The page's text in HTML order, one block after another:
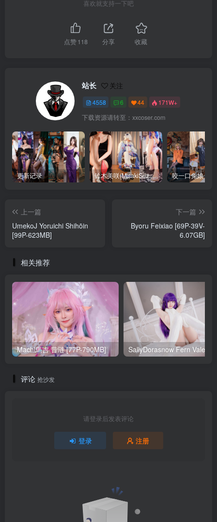
喜欢就支持一下吧
点赞118 分享 收藏
站长 关注
4558 6 44 171W+
下载资源请转至：xxcoser.com
更新记录 铃木美咲(MisakiSuzuki) 合集下载 咬一口兔娘 合
上一篇
UmekoJ Yoruichi Shihōin
[99P-623MB]
下一篇
Byoru Feixiao [69P-39V-
6.07GB]
相关推荐
Machi馬吉 昔涟 [77P-790MB]
评论 抢沙发
请登录后发表评论
登录 注册